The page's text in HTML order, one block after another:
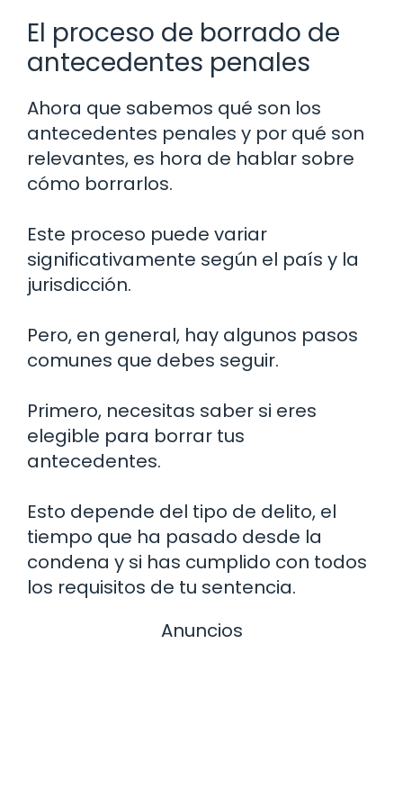
El proceso de borrado de
antecedentes penales
Ahora que sabemos qué son los
antecedentes penales y por qué son
relevantes, es hora de hablar sobre
cómo borrarlos.
Este proceso puede variar
significativamente según el país y la
jurisdicción.
Pero, en general, hay algunos pasos
comunes que debes seguir.
Primero, necesitas saber si eres
elegible para borrar tus
antecedentes.
Esto depende del tipo de delito, el
tiempo que ha pasado desde la
condena y si has cumplido con todos
los requisitos de tu sentencia.
Anuncios